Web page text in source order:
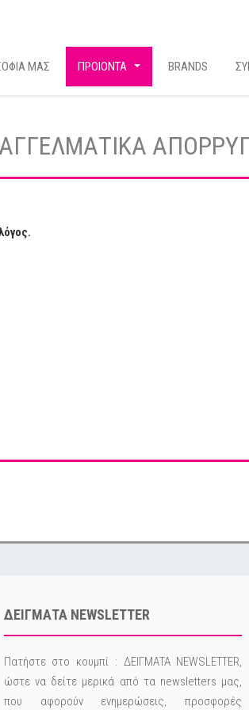
ΜΑΣ ΠΡΟΙΟΝΤΑ BRANDS
ΔΕΙΓΜΑΤΑ NEWSLETTER
Πατήστε στο κουμπί : ΔΕΙΓΜΑΤΑ NEWSLETTER,
ώστε να δείτε μερικά από τα newsletters μας,
που αφορούν ενημερώσεις, προσφορές